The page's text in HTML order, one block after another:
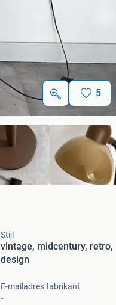
5
Stijl
vintage, midcentury, retro,
design
E-mailadres fabrikant
-